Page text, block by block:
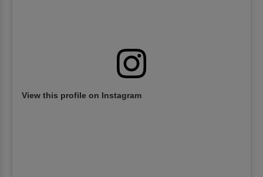
View this profile on Instagram